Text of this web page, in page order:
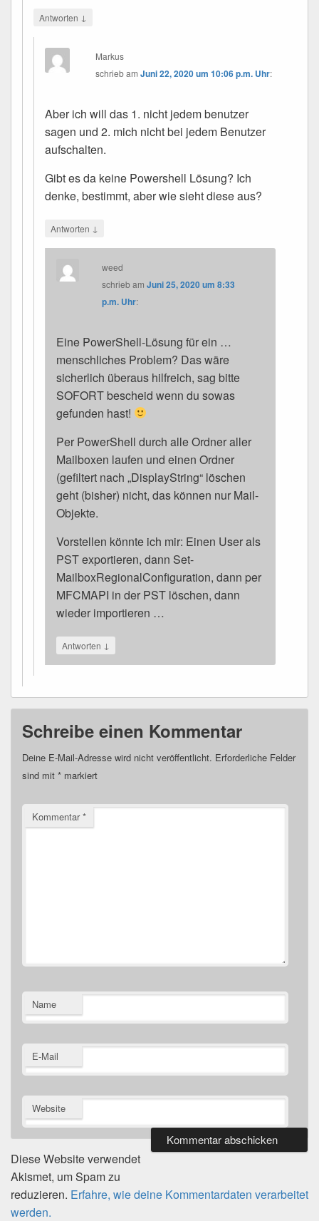
Antworten ↓
Markus
schriebamJuni 22, 2020 um 10:06 p.m. Uhr:
Aber ich will das 1. nicht jedem benutzer
sagen und 2. mich nicht bei jedem Benutzer
aufschalten.
Gibt es da keine Powershell Lösung? Ich
denke, bestimmt, aber wie sieht diese aus?
Antworten ↓
weed
schriebamJuni 25, 2020 um 8:33
p.m. Uhr:
Eine PowerShell-Lösung für ein …
menschliches Problem? Das wäre
sicherlich überaus hilfreich, sag bitte
SOFORT bescheid wenn du sowas
gefunden hast!
Per PowerShell durch alle Ordner aller
Mailboxen laufen und einen Ordner
(gefiltert nach „DisplayString“ löschen
geht (bisher) nicht, das können nur Mail-
Objekte.
Vorstellen könnte ich mir: Einen User als
PST exportieren, dann Set-
MailboxRegionalConfiguration, dann per
MFCMAPI in der PST löschen, dann
wieder importieren …
Antworten ↓
Schreibe einen Kommentar
Deine E-Mail-Adresse wird nicht veröffentlicht. Erforderliche Felder
sind mit * markiert
Kommentar*
Name
E-Mail
Website
Diese Website verwendet
Akismet, um Spam zu
reduzieren. Erfahre, wie deine Kommentardaten verarbeitet
werden.